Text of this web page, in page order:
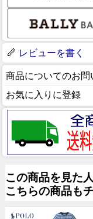
レビューを書く
商品についてのお問
お気に入りに登録
この商品を見た人
こちらの商品も